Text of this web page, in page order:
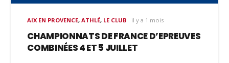
AIX EN PROVENCE,ATHLÉ, LE CLUB il y a 1 mois
CHAMPIONNATS DE FRANCE D’EPREUVES
COMBINÉES 4 ET 5 JUILLET